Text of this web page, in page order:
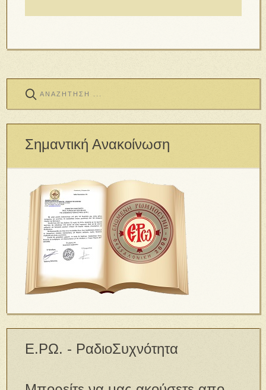
Σημαντική Ανακοίνωση
Ε.ΡΩ. - ΡαδιοΣυχνότητα